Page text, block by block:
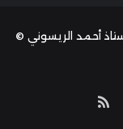
أحمد الريسوني ©
ملخص